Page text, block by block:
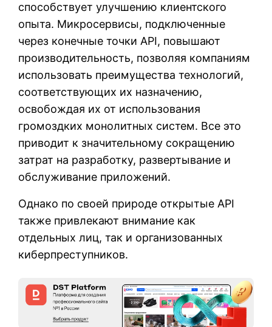
способствует улучшению клиентского
опыта. Микросервисы, подключенные
через конечные точки API, повышают
производительность, позволяя компаниям
использовать преимущества технологий,
соответствующих их назначению,
освобождая их от использования
громоздких монолитных систем. Все это
приводит к значительному сокращению
затрат на разработку, развертывание и
обслуживание приложений.
Однако по своей природе открытые API
также привлекают внимание как
отдельных лиц, так и организованных
киберпреступников.